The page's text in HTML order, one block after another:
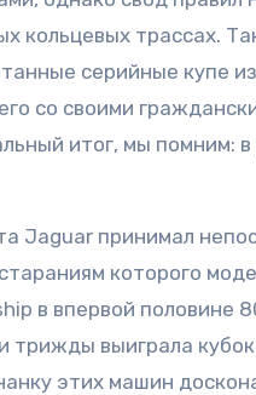
кольцевых трассах.
серийные купе
со своими
итог, мы помним:
Jaguar принимал
которого
в впервой
выиграла
этих машин